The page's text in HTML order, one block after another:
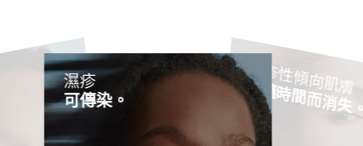
濕疹
可傳染。
濕疹性傾向肌膚
會隨時間而消失
正確